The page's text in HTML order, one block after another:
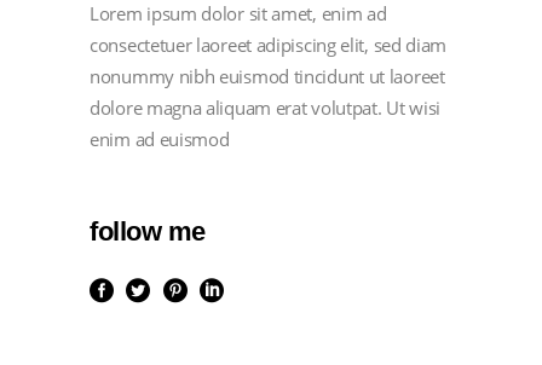
Lorem ipsum dolor sit amet, enim ad
consectetuer laoreet adipiscing elit, sed diam
nonummy nibh euismod tincidunt ut laoreet
dolore magna aliquam erat volutpat. Ut wisi
enim ad euismod
follow me